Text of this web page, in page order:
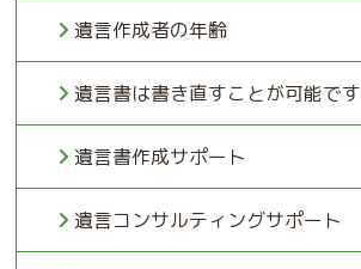
遺言作成者の年齢
遺言書は書き直すことが可能です
遺言書作成サポート
遺言コンサルティングサポート